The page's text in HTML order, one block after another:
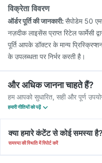
विक्रेता विवरण
ऑर्डर पूर्ति की जानकारी:सैपोडेम 50
नज़दीक लाइसेंस प्राप्त रिटेल फार्मेसी
पूर्ति आपके डॉक्टर के मान्य
के उपलब्धता पर निर्भर करती है।
और अधिक जानना चाहते हैं?
हम आपको सुधारित, सही और पूर्ण
हमारी नीतियों को पढ़ें
क्या हमारे कंटेंट से कोई समस्या है?
समस्या की स्थिति में रिपोर्ट करें